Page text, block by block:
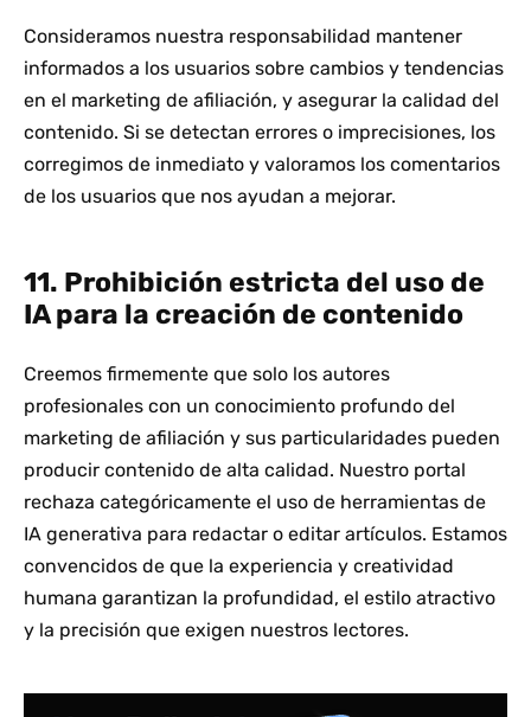
Consideramos nuestra responsabilidad mantener
informados a los usuarios sobre cambios y tendencias
en el marketing de afiliación, y asegurar la calidad del
contenido. Si se detectan errores o imprecisiones, los
corregimos de inmediato y valoramos los comentarios
de los usuarios que nos ayudan a mejorar.
11. Prohibición estricta del uso de
IA para la creación de contenido
Creemos firmemente que solo los autores
profesionales con un conocimiento profundo del
marketing de afiliación y sus particularidades pueden
producir contenido de alta calidad. Nuestro portal
rechaza categóricamente el uso de herramientas de
IA generativa para redactar o editar artículos. Estamos
convencidos de que la experiencia y creatividad
humana garantizan la profundidad, el estilo atractivo
y la precisión que exigen nuestros lectores.